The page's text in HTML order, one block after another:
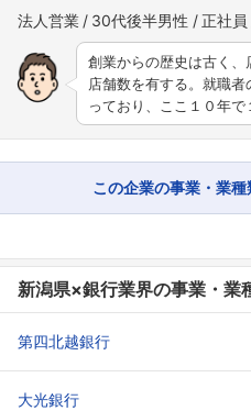
法人営業 30代後半男性 正社員
創業からの歴史は古く
店舗数を有する。就職
っており、ここ１０年
この企業の事業・業
新潟県×銀行業界の事業・業
第四北越銀行
大光銀行